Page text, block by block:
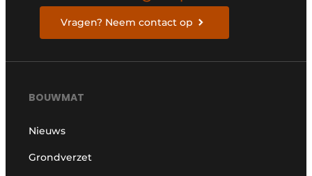
Vragen? Neem contact op
BOUWMAT
Nieuws
Grondverzet